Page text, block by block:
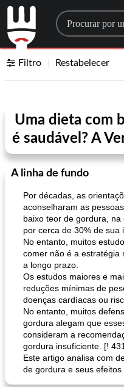
Search for
Filtro Restabelecer
Uma dieta com
é saudável? A
A linha de fundo
Por décadas, as
aconselharam as
baixo teor de gordura,
por cerca de 30% de sua
No entanto, muitos
comer não é a estratégia
a longo prazo.
Os estudos maiores e
reduções mínimas de
doenças cardíacas ou
No entanto, muitos
gordura alegam que
consideram a
gordura insuficiente. [!
Este artigo analisa com
de gordura e seus efeitos